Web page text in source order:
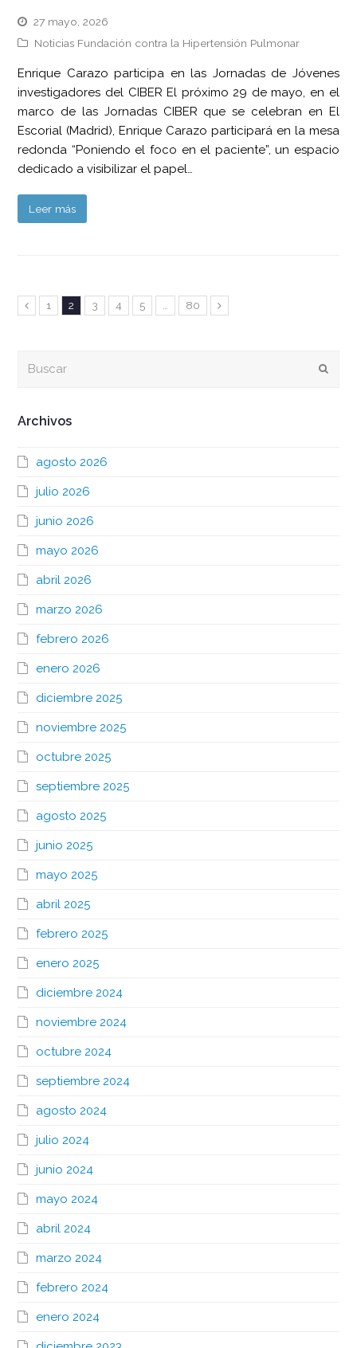
27 mayo, 2026
Noticias Fundación contra la Hipertensión Pulmonar
Enrique Carazo participa en las Jornadas de Jóvenes
investigadores del CIBER El próximo 29 de mayo, en el
marco de las Jornadas CIBER que se celebran en El
Escorial (Madrid), Enrique Carazo participará en la mesa
redonda “Poniendo el foco en el paciente”, un espacio
dedicado a visibilizar el papel…
Leer más
Anterior
Page
1 Page
2 Page
3 Page
4 Page
5 Page
80 Siguiente
Archivos
agosto 2026
julio 2026
junio 2026
mayo 2026
abril 2026
marzo 2026
febrero 2026
enero 2026
diciembre 2025
noviembre 2025
octubre 2025
septiembre 2025
agosto 2025
junio 2025
mayo 2025
abril 2025
febrero 2025
enero 2025
diciembre 2024
noviembre 2024
octubre 2024
septiembre 2024
agosto 2024
julio 2024
junio 2024
mayo 2024
abril 2024
marzo 2024
febrero 2024
enero 2024